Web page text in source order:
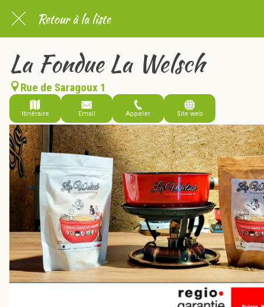
Retour à la liste
La Fondue La Welsch
Rue de Saragoux 1
Itinéraire Email Appeler Site web